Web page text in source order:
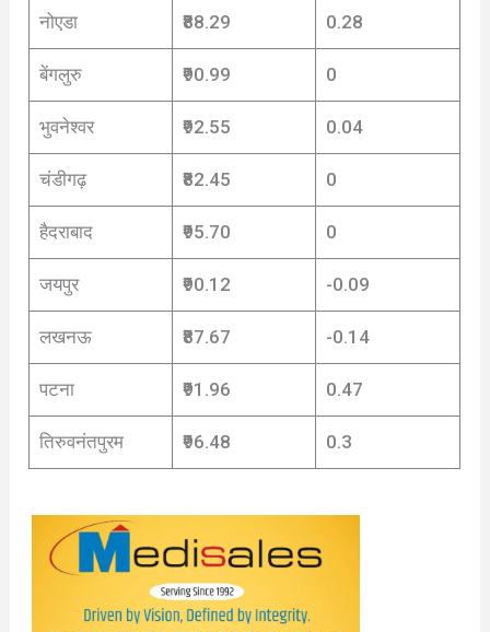
नोएडा ₹88.29 0.28
बेंगलुरु ₹90.99 0
भुवनेश्वर ₹92.55 0.04
चंडीगढ़ ₹82.45 0
हैदराबाद ₹95.70 0
जयपुर ₹90.12 -0.09
लखनऊ ₹87.67 -0.14
पटना ₹91.96 0.47
तिरुवनंतपुरम ₹96.48 0.3